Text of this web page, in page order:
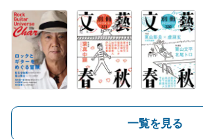
一覧を見る